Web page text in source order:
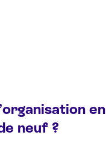
en
neuf ?